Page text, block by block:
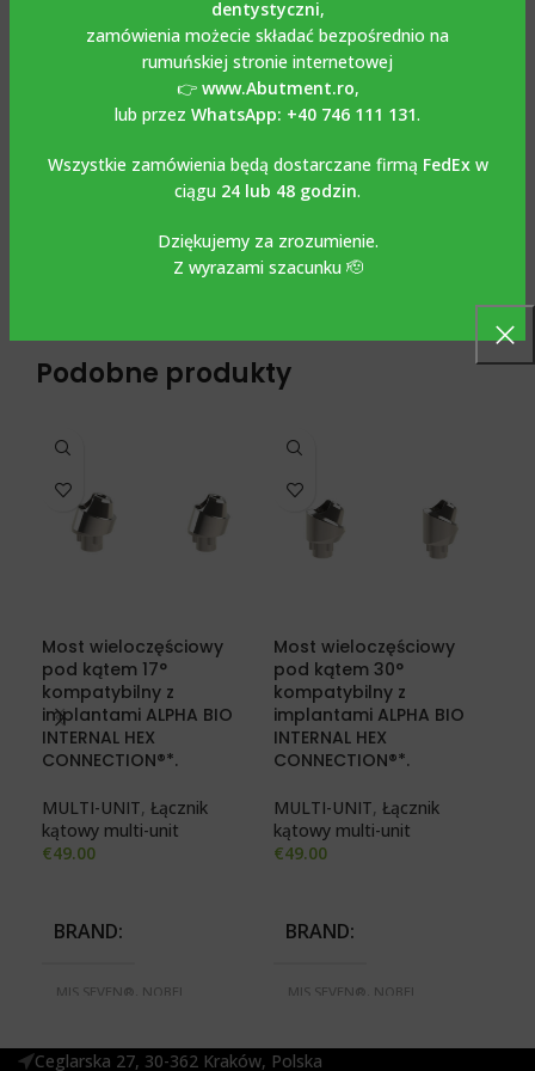
dentystyczni,
zamówienia możecie składać bezpośrednio na
rumuńskiej stronie internetowej
👉 www.Abutment.ro,
lub przez WhatsApp: +40 746 111 131.
Wszystkie zamówienia będą dostarczane firmą FedExw
ciągu 24 lub 48 godzin.
Dziękujemy za zrozumienie.
Z wyrazami szacunku 🫡
Implantium -Dentiumwykonany jest z Tytanu Grade 5-
6AL4V. Śruba jest dołączona do zestawu. Zalecany
moment obrotowy 15 Ncm. Służy do pokrycia Multi Unity,
gdy pozostaje on wkręcony w implant oraz do konformacji
tkanek miękkich wokół niego. Ponieważ jest wykonana z
bez modyfikacji. Stosuje się go razem z klasycznym
kluczem protetycznym.
Podobne produkty
Most wieloczęściowy
pod kątem 17°
kompatybilny z
implantami ALPHA BIO
INTERNAL HEX
CONNECTION®*.
MULTI-UNIT, Łącznik
kątowy multi-unit
€49.00
BRAND
MIS SEVEN®, NOBEL
BONE LEVEL®
Most wieloczęściowy
pod kątem 30°
kompatybilny z
implantami ALPHA BIO
INTERNAL HEX
CONNECTION®*.
MULTI-UNIT, Łącznik
kątowy multi-unit
€49.00
BRAND
MIS SEVEN®, NOBEL
BONE LEVEL®
Ceglarska 27, 30-362 Kraków, Polska